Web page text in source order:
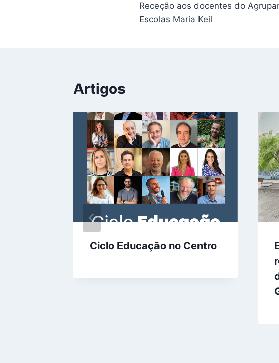
Receção aos docentes do
Escolas Maria Keil
Artigos
Ciclo Educação no Centro